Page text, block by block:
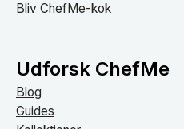
Bliv ChefMe-kok
Udforsk ChefMe
Blog
Guides